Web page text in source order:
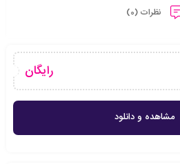
نظرات (0)
رایگان
مشاهده و دانلود